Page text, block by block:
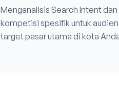
Menganalisis Search Intent
kompetisi spesifik untuk
target pasar utama di kota